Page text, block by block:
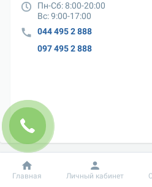
Пн-Сб: 8:00-20:00
Вс: 9:00-17:00
044 495 2 888
097 495 2 888
Добробут
Главная Личный кабинет